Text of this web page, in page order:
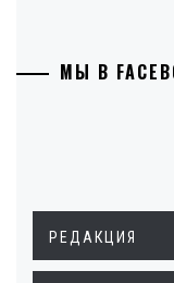
МЫ В
РЕДАКЦИЯ